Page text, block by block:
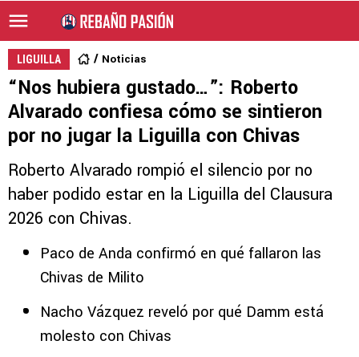
LIGUILLA Noticias
“Nos hubiera gustado…”: Roberto
Alvarado confiesa cómo se sintieron
por no jugar la Liguilla con Chivas
Roberto Alvarado rompió el silencio por no
haber podido estar en la Liguilla del Clausura
2026 con Chivas.
Paco de Anda confirmó en qué fallaron las
Chivas de Milito
Nacho Vázquez reveló por qué Damm está
molesto con Chivas